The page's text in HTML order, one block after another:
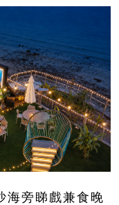
海旁睇戲兼食晚